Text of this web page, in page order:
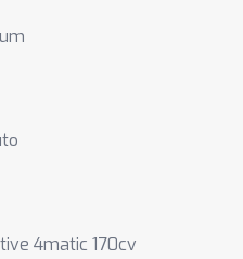
4matic 170cv